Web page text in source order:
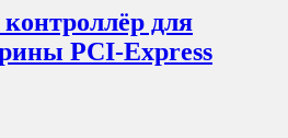
для
PCI-Express